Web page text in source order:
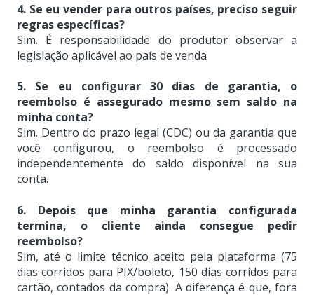
4. Se eu vender para outros países, preciso seguir
regras específicas?
Sim. É responsabilidade do produtor observar a
legislação aplicável ao país de venda
5. Se eu configurar 30 dias de garantia, o
reembolso é assegurado mesmo sem saldo na
minha conta?
Sim. Dentro do prazo legal (CDC) ou da garantia que
você configurou, o reembolso é processado
independentemente do saldo disponível na sua
conta.
6. Depois que minha garantia configurada
termina, o cliente ainda consegue pedir
reembolso?
Sim, até o limite técnico aceito pela plataforma (75
dias corridos para PIX/boleto, 150 dias corridos para
cartão, contados da compra). A diferença é que, fora